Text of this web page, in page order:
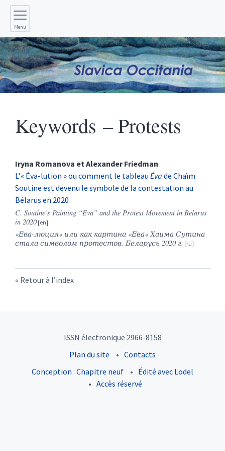
Menu
Keywords – Protests
Iryna Romanova etAlexanderFriedman
L’« Éva-lution » ou comment le tableau Éva de Chaïm
Soutine est devenu le symbole de la contestation au
Bélarus en 2020
C. Soutine’s Painting “Eva” and the Protest Movement in Belarus
in 2020
«Ева-люция» или как картина «Ева» Хаима Сутина
стала символом протестов. Беларусь 2020 г.
Retour à l’index
ISSN électronique 2966-8158
Plan du site
Contacts
Conception : Chapitre neuf
Édité avec Lodel
Accès réservé